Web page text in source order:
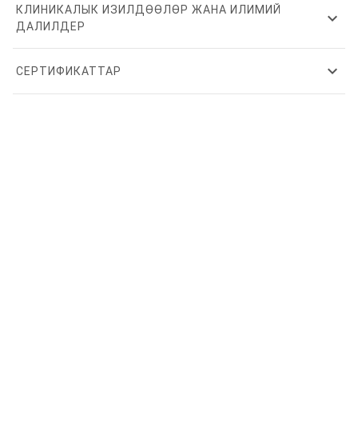
КЛИНИКАЛЫК ИЗИЛДӨӨЛӨР ЖАНА ИЛИМИЙ
ДАЛИЛДЕР
expand_more
СЕРТИФИКАТТАР expand_more